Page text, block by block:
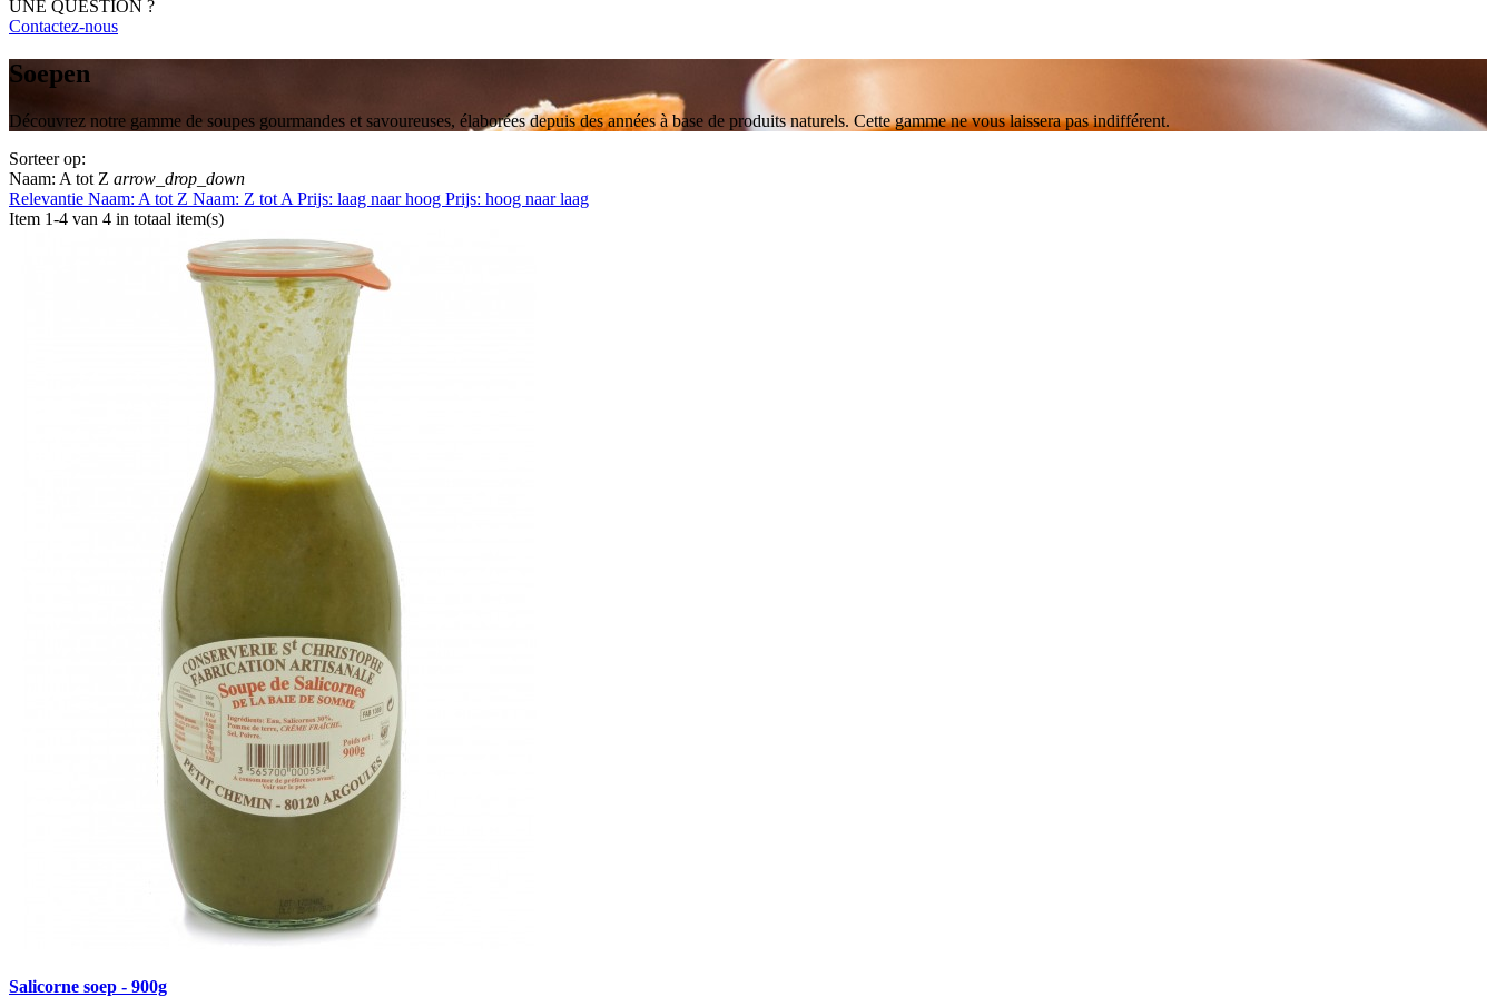
UNE QUESTION ?
Contactez-nous
Soepen
Découvrez notre gamme de soupes gourmandes et savoureuses, élaborées depuis des années à base de produits naturels. Cette gamme ne vous laissera pas indifférent.
Sorteer op:
Naam: A tot Z arrow_drop_down
Relevantie Naam: A tot Z Naam: Z tot A Prijs: laag naar hoog Prijs: hoog naar laag
Item 1-4 van 4 in totaal item(s)
Salicorne soep - 900g